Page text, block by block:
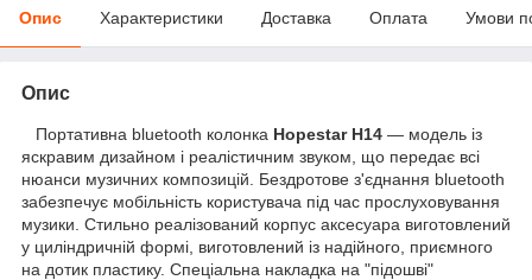
Опис Характеристики Доставка Оплата Умови
Опис
Портативна bluetooth колонка Hopestar H14 — модель із
яскравим дизайном і реалістичним звуком, що передає всі
нюанси музичних композицій. Бездротове з'єднання bluetooth
забезпечує мобільність користувача під час прослуховування
музики. Стильно реалізований корпус аксесуара виготовлений
у циліндричній формі, виготовлений із надійного, приємного
на дотик пластику. Спеціальна накладка на "підошві"